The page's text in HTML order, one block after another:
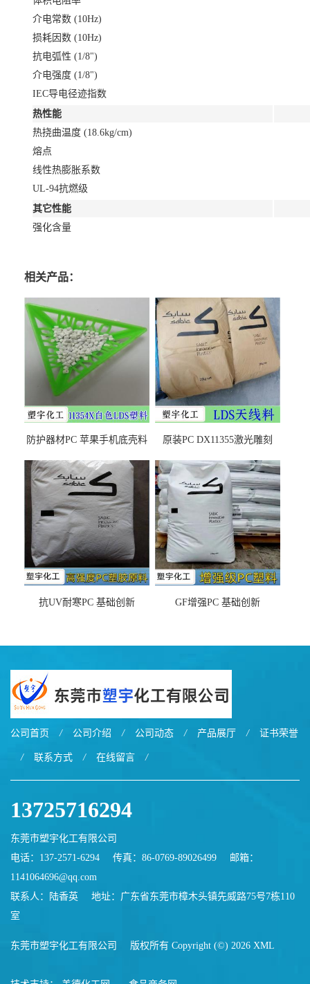
介电常数 (10Hz)
损耗因数 (10Hz)
抗电弧性 (1/8")
介电强度 (1/8")
IEC导电径迹指数
热性能
热挠曲温度 (18.6kg/cm)
熔点
线性热膨胀系数
UL-94抗燃级
其它性能
强化含量
相关产品：
防护器材PC 苹果手机底壳料
之忧
原装PC DX11355激光雕刻
抗UV耐寒PC 基础创新
GF增强PC 基础创新
公司首页 / 公司介绍 / 公司动态 / 产品展厅 / 证书荣誉
/ 联系方式 / 在线留言 /
13725716294
东莞市塑宇化工有限公司
电话：137-2571-6294
传真：86-0769-89026499
邮箱：
1141064696@qq.com
联系人：陆香英
地址：广东省东莞市樟木头镇先威路75号7栋110
室
东莞市塑宇化工有限公司 版权所有 Copyright (©) 2026 XML